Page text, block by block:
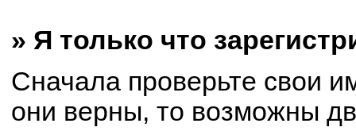
» Я только что
Сначала проверьте свои
они верны, то возможны